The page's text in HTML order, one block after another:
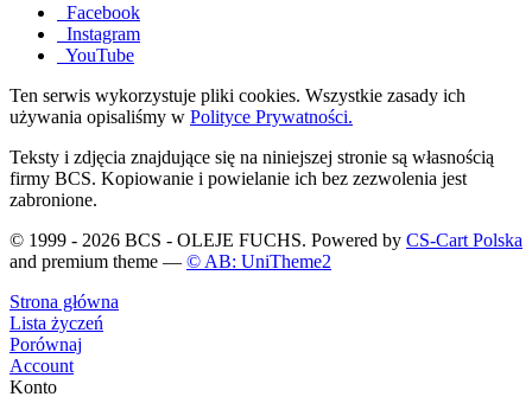
Facebook
Instagram
YouTube
Ten serwis wykorzystuje pliki cookies. Wszystkie zasady ich
używania opisaliśmy w Polityce Prywatności.
Teksty i zdjęcia znajdujące się na niniejszej stronie są własnością
firmy BCS. Kopiowanie i powielanie ich bez zezwolenia jest
zabronione.
© 1999 - 2026 BCS - OLEJE FUCHS. Powered by CS-Cart Polska
and premium theme — © AB: UniTheme2
Strona główna
Lista życzeń
Porównaj
Account
Konto